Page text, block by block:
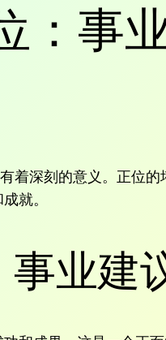
：事
着深刻的意义。正位
就。
业建